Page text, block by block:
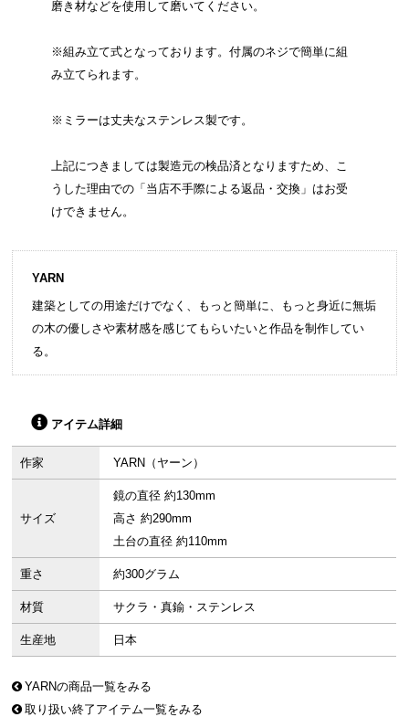
磨き材などを使用して磨いてください。
※組み立て式となっております。付属のネジで簡単に組
み立てられます。
※ミラーは丈夫なステンレス製です。
上記につきましては製造元の検品済となりますため、こ
うした理由での「当店不手際による返品・交換」はお受
けできません。
YARN
建築としての用途だけでなく、もっと簡単に、もっと身近に無垢
の木の優しさや素材感を感じてもらいたいと作品を制作してい
る。
アイテム詳細
作家 YARN（ヤーン）
サイズ
鏡の直径 約130mm
高さ 約290mm
土台の直径 約110mm
重さ 約300グラム
材質 サクラ・真鍮・ステンレス
生産地 日本
YARNの商品一覧をみる
取り扱い終了アイテム一覧をみる